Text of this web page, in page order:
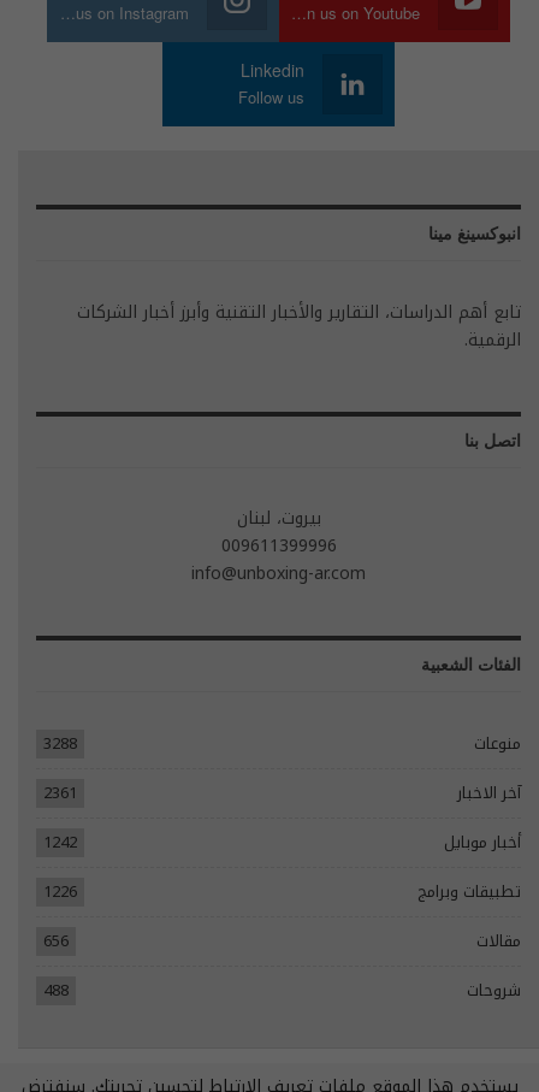
Join us on Youtube
Join us on Instagram
Linkedin
Follow us
انبوكسينغ مينا
تابع أهم الدراسات، التقارير والأخبار التقنية وأبرز أخبار الشركات
الرقمية.
اتصل بنا
بيروت، لبنان
009611399996
info@unboxing-ar.com
الفئات الشعبية
منوعات
3288
آخر الاخبار
2361
أخبار موبايل
1242
تطبيقات وبرامج
1226
مقالات
656
شروحات
488